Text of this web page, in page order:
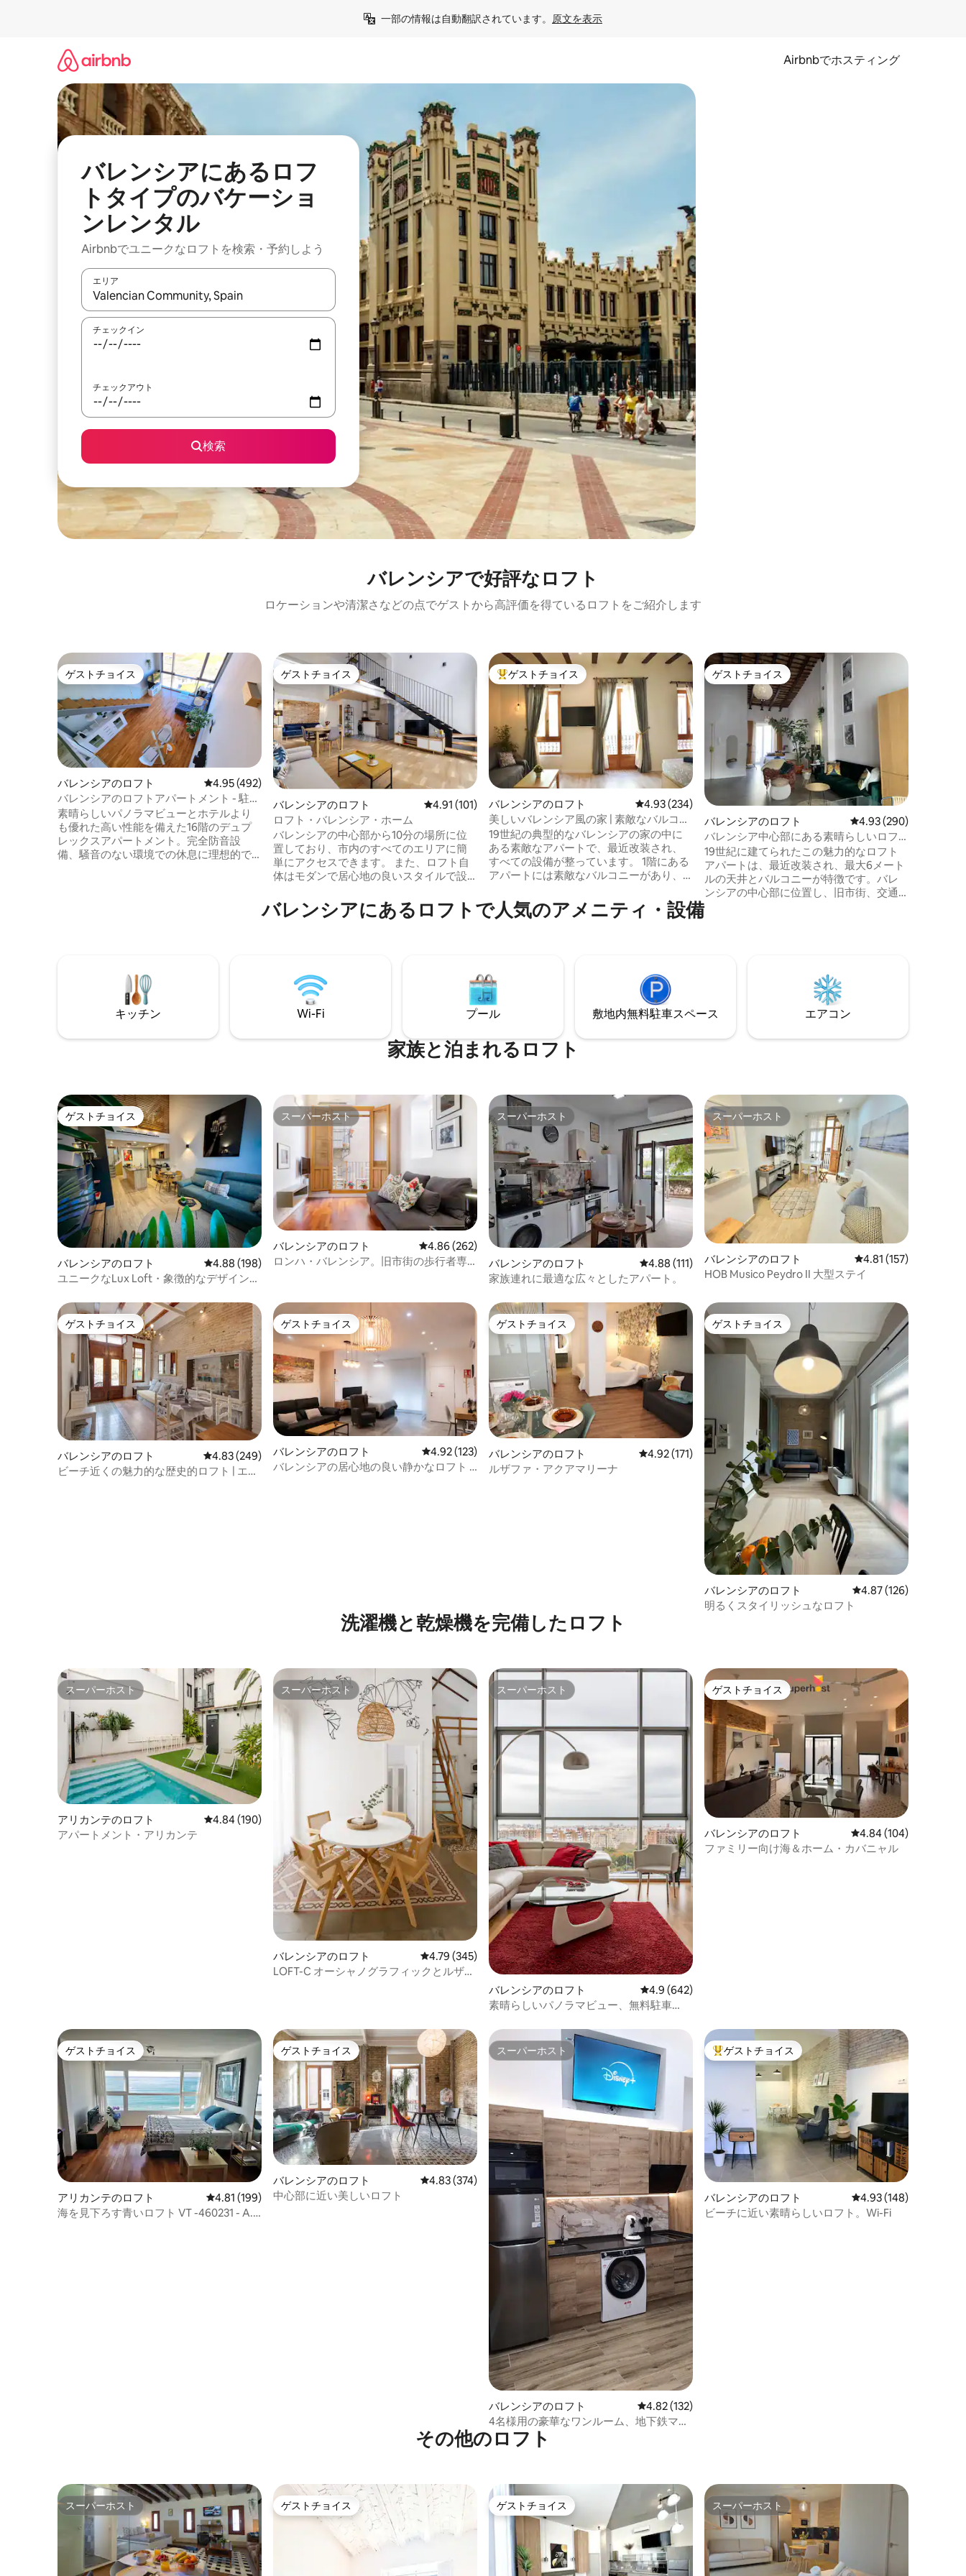
一部の情報は自動翻訳されています。 原文を表示
Airbnbでホスティング
バレンシアにあるロフ
トタイプのバケーショ
ンレンタル
Airbnbでユニークなロフトを検索・予約しよう
エリア
検索結果が表示されたら、上下の矢印キーを使って移動するか、画面をタッチまたはスワイプして検索結果を確認することができます。
チェックイン
チェックアウト
検索
バレンシアで好評なロフト
ロケーションや清潔さなどの点でゲストから高評価を得ているロフトをご紹介します
ゲストチョイス
ゲストチョイス
バレンシアのロフト レビュー492件、5つ星中4.95つ星の平均評価
4.95 (492)
バレンシアのロフトアパートメント - 駐車
場付き
素晴らしいパノラマビューとホテルより
も優れた高い性能を備えた16階のデュプ
レックスアパートメント。完全防音設
備、騒音のない環境での休息に理想的で
の整ったキッチン。
ゲストチョイス
ゲストチョイス
バレンシアのロフト レビュー101件、5つ星中4.91つ星の平均評価
4.91 (101)
ロフト・バレンシア・ホーム
バレンシアの中心部から10分の場所に位
置しており、市内のすべてのエリアに簡
単にアクセスできます。 また、ロフト自
体はモダンで居心地の良いスタイルで設
クスに最適な環境を提供します。設備の
整ったキッチンや広々とした空間など、
い。Loft Valencia Homeは快適さ、スタ
イル、そして最高のロケーションを兼ね
備えています
大好評のゲストチョイスです。
ゲストチョイス
バレンシアのロフト レビュー234件、5つ星中4.93つ星の平均評価
4.93 (234)
美しいバレンシア風の家 | 素敵なバルコニ
ー | ルサファ
19世紀の典型的なバレンシアの家の中に
ある素敵なアパートで、最近改装され、
すべての設備が整っています。 1階にある
アパートには素敵なバルコニーがあり、
かなエリアにあり、バー、レストラン、
活気あるナイトライフがたくさんありま
す。 すべての場所やビーチにも簡単にア
クセスできます！周辺にはすべてのアメ
ニティがあります。
ゲストチョイス
ゲストチョイス
バレンシアのロフト レビュー290件、5つ星
4.93 (290)
バレンシア中心部にある素晴らしいロフ
ト
19世紀に建てられたこの魅力的なロフト
アパートは、最近改装され、最大6メート
ルの天井とバルコニーが特徴です。バレ
ンシアの中心部に位置し、旧市街、交通
機関、市場、アメニティまで徒歩3分以内
階にあり、エレベーターはありません
が、快適な階段があります。 クイーンサ
イズのダブルベッド1台とソファベッド1
台。
バレンシアにあるロフトで人気のアメニティ・設備
キッチン Wi-Fi プール 敷地内無料駐⁠車ス⁠ペ⁠ー⁠ス エアコン
家族と泊まれるロフト
ゲストチョイス
ゲストチョイス
バレンシアのロフト レビュー198件、5つ星中4.88つ星の平均評価
4.88 (198)
ユニークなLux Loft・象徴的なデザイン・
スーパーホスト
スーパーホスト
バレンシアのロフト レビュー262件、5つ星中4.86つ星の平均評価
4.86 (262)
ロンハ・バレンシア。旧市街の歩行者専
スーパーホスト
スーパーホスト
バレンシアのロフト レビュー111件、5つ星中4.88つ星の平均評価
4.88 (111)
家族連れに最適な広々としたアパート。
スーパーホスト
スーパーホスト
バレンシアのロフト レビュー157件、5つ
4.81 (157)
HOB Musico Peydro II 大型ステイ
ゲストチョイス
ゲストチョイス
バレンシアのロフト レビュー249件、5つ星中4.83つ星の平均評価
4.83 (249)
ビーチ近くの魅力的な歴史的ロフト | エ
ゲストチョイス
ゲストチョイス
バレンシアのロフト レビュー123件、5つ星中4.92つ星の平均評価
4.92 (123)
バレンシアの居心地の良い静かなロフト |
ゲストチョイス
ゲストチョイス
バレンシアのロフト レビュー171件、5つ星中4.92つ星の平均評価
4.92 (171)
ルザファ・アクアマリーナ
ゲストチョイス
ゲストチョイス
バレンシアのロフト レビュー126件、5つ
4.87 (126)
明るくスタイリッシュなロフト
洗濯機と乾燥機を完備したロフト
スーパーホスト
スーパーホスト
アリカンテのロフト レビュー190件、5つ星中4.84つ星の平均評価
4.84 (190)
アパートメント・アリカンテ
スーパーホスト
スーパーホスト
バレンシアのロフト レビュー345件、5つ星中4.79つ星の平均評価
4.79 (345)
LOFT-C オーシャノグラフィックとルザフ
スーパーホスト
スーパーホスト
バレンシアのロフト レビュー642件、5つ星中4.9つ星の平均評価
4.9 (642)
素晴らしいパノラマビュー、無料駐車
ゲストチョイス
ゲストチョイス
バレンシアのロフト レビュー104件、5つ
4.84 (104)
ファミリー向け海＆ホーム・カバニャル
ゲストチョイス
ゲストチョイス
アリカンテのロフト レビュー199件、5つ星中4.81つ星の平均評価
4.81 (199)
海を見下ろす青いロフト VT -460231 - A.
ゲストチョイス
ゲストチョイス
バレンシアのロフト レビュー374件、5つ星中4.83つ星の平均評価
4.83 (374)
中心部に近い美しいロフト
スーパーホスト
スーパーホスト
バレンシアのロフト レビュー132件、5つ星中4.82つ星の平均評価
4.82 (132)
4名様用の豪華なワンルーム、地下鉄マリ
ティム駅から3分
大好評のゲストチョイスです。
ゲストチョイス
バレンシアのロフト レビュー148件、5つ
4.93 (148)
ビーチに近い素晴らしいロフト。Wi-Fi
その他のロフト
スーパーホスト
スーパーホスト ゲストチョイス
ゲストチョイス ゲストチョイス
ゲストチョイス スーパーホスト
スーパーホスト